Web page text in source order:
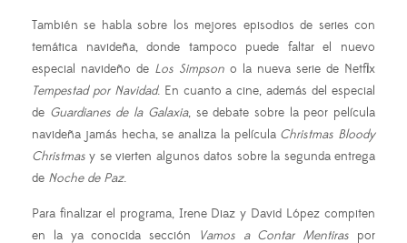
También se habla sobre los mejores episodios de series con
temática navideña, donde tampoco puede faltar el nuevo
especial navideño de Los Simpson o la nueva serie de Netflix
Tempestad por Navidad. En cuanto a cine, además del especial
de Guardianes de la Galaxia, se debate sobre la peor película
navideña jamás hecha, se analiza la película Christmas Bloody
Christmas y se vierten algunos datos sobre la segunda entrega
de Noche de Paz.
Para finalizar el programa, Irene Diaz y David López compiten
en la ya conocida sección
Vamos a Contar Mentiras por